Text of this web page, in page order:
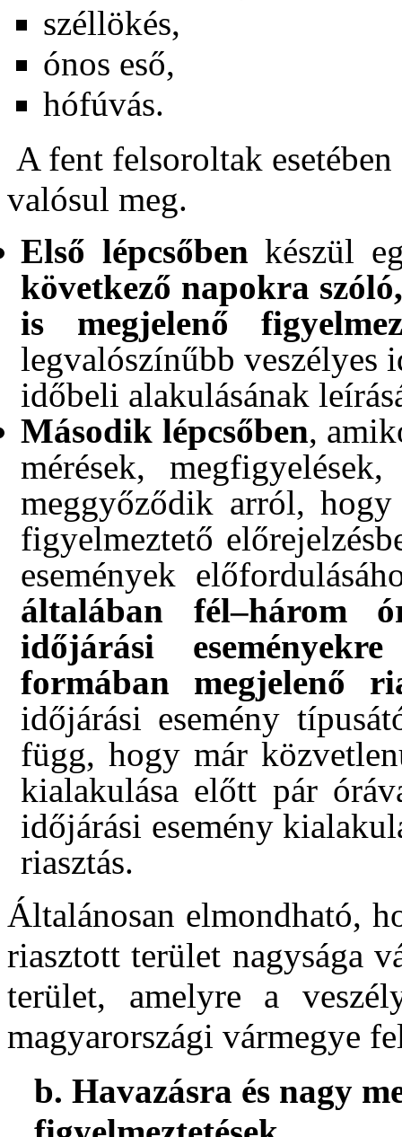
széllökés,
ónos eső,
hófúvás.
A fent felsoroltak
valósul meg.
Első lépcsőben készül
következő napokra
is megjelenő
legvalószínűbb veszélyes
időbeli alakulásának
Második lépcsőben,
mérések,
meggyőződik arról,
figyelmeztető
események
általában fél–három
időjárási
formában megjelenő
időjárási esemény
függ, hogy már
kialakulása előtt pár
időjárási esemény
riasztás.
Általánosan elmondható,
riasztott terület nagysága
terület, amelyre a
magyarországi vármegye
b. Havazásra és nagy